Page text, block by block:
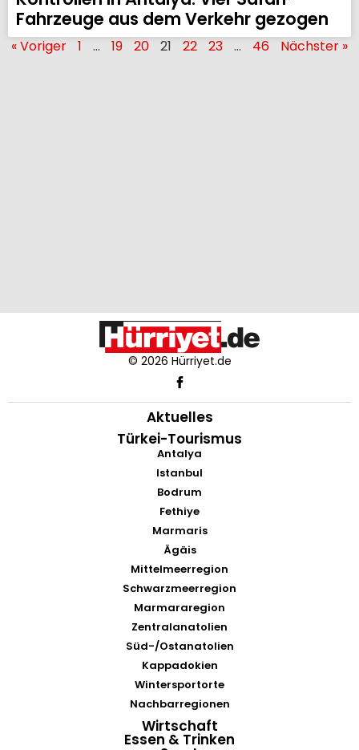
Fahrzeuge aus dem Verkehr gezogen
« Voriger 1 … 19 20 21 22 23 … 46 Nächster »
© 2026 Hürriyet.de
Aktuelles
Türkei-Tourismus
Antalya
Istanbul
Bodrum
Fethiye
Marmaris
Ägäis
Mittelmeerregion
Schwarzmeerregion
Marmararegion
Zentralanatolien
Süd-/Ostanatolien
Kappadokien
Wintersportorte
Nachbarregionen
Wirtschaft
Essen & Trinken